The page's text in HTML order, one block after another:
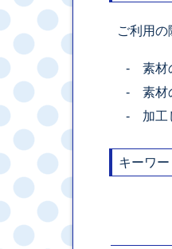
ご利用の
素材
素材
加工
キーワー